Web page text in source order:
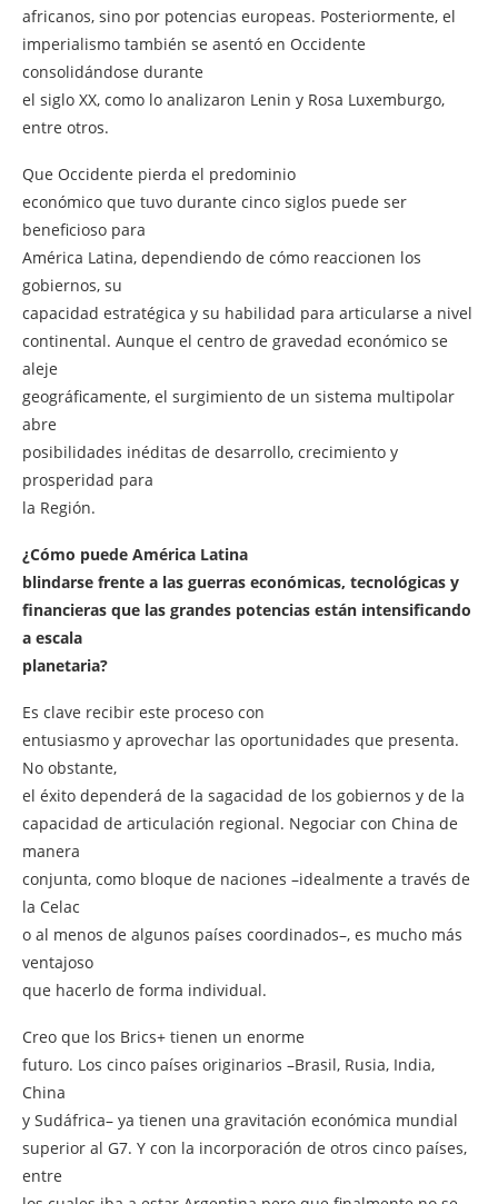
africanos, sino por potencias europeas. Posteriormente, el
imperialismo también se asentó en Occidente
consolidándose durante
el siglo XX, como lo analizaron Lenin y Rosa Luxemburgo,
entre otros.
Que Occidente pierda el predominio
económico que tuvo durante cinco siglos puede ser
beneficioso para
América Latina, dependiendo de cómo reaccionen los
gobiernos, su
capacidad estratégica y su habilidad para articularse a nivel
continental. Aunque el centro de gravedad económico se
aleje
geográficamente, el surgimiento de un sistema multipolar
abre
posibilidades inéditas de desarrollo, crecimiento y
prosperidad para
la Región.
¿Cómo puede América Latina
blindarse frente a las guerras económicas, tecnológicas y
financieras que las grandes potencias están intensificando
a escala
planetaria?
Es clave recibir este proceso con
entusiasmo y aprovechar las oportunidades que presenta.
No obstante,
el éxito dependerá de la sagacidad de los gobiernos y de la
capacidad de articulación regional. Negociar con China de
manera
conjunta, como bloque de naciones –idealmente a través de
la Celac
o al menos de algunos países coordinados–, es mucho más
ventajoso
que hacerlo de forma individual.
Creo que los Brics+ tienen un enorme
futuro. Los cinco países originarios –Brasil, Rusia, India,
China
y Sudáfrica– ya tienen una gravitación económica mundial
superior al G7. Y con la incorporación de otros cinco países,
entre